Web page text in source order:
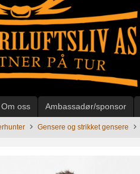
Om oss Ambassadør/sponsor
Gensere og strikket gensere